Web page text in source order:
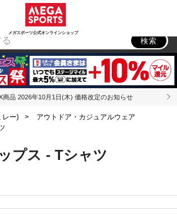
メガスポーツ公式オンラインショップ
ウトドア
検索
商品 2026年10月1日(木) 価格改定のお知らせ
レー) >
アウトドア・カジュアルウェア
ップス - Tシャツ